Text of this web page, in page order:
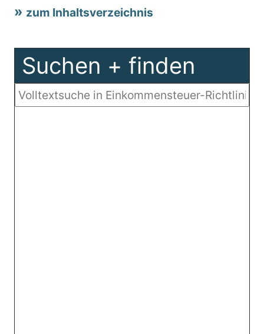
zum Inhaltsverzeichnis
Suchen + finden